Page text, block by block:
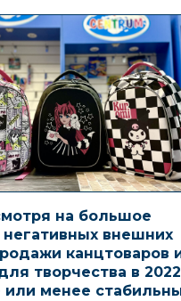
на большое
негативных внешних
канцтоваров
творчества в
менее